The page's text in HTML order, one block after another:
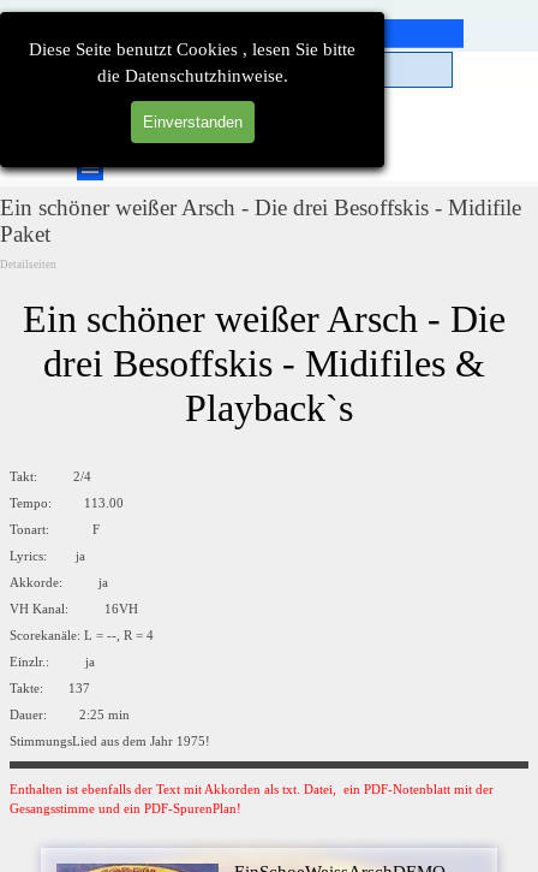
Diese Seite benutzt Cookies , lesen Sie bitte
die Datenschutzhinweise.
Einverstanden
Direkt zum Seiteninhalt
Menü überspringen
Ein schöner weißer Arsch - Die drei Besoffskis - Midifile
Paket
Detailseiten
Ein schöner weißer Arsch - Die
drei Besoffskis - Midifiles &
Playback`s
Takt: 2/4
Tempo: 113.00
Tonart: F
Lyrics: ja
Akkorde: ja
VH Kanal: 16VH
Scorekanäle: L = --, R = 4
Einzlr.: ja
Takte: 137
Dauer: 2:25 min
StimmungsLied aus dem Jahr 1975!
Enthalten ist ebenfalls der Text mit Akkorden als txt. Datei, ein PDF-Notenblatt mit der
Gesangsstimme und ein PDF-SpurenPlan!